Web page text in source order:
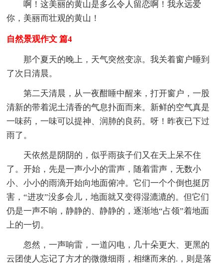
啊！这美丽的黄山是多么令人留恋啊！我永远爱
你，美丽而壮观的黄山！
自然景观作文 篇4
那个夏天的晚上，天气突然变凉。我关着窗户睡到
了次日清晨。
第二天清晨，从一夜酣睡中醒来，打开窗户，一股
清新的带着泥土清香的气息扑面而来。新鲜的空气真是
一味药，一味可以提神、润肺的良药。呀！昨夜已下过
雨了。
天依然是阴阴的，似乎雨孩子们又在天上呆不住
了。开始，先是一声小小的雷声，随着雷声，无数小
小、小小的雨滴开始向地面俯冲。它们一个个倒也挺厉
害，“进攻”没多会儿，地面就又变得湿漉漉的。但它们
仍是一声不响，静静的、静静的，逐渐地“占领”着地面
上的一切。
忽然，一声响雷，一道闪电，几十朵更大、更黑的
云团使人忘记了方才的微微细雨，相继而来的.，则是落